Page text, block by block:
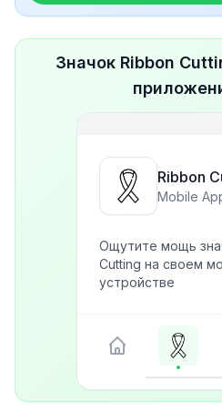
Значок Ribbon
Ribbon
Mobile
Ощутите мощь
Cutting на своем
устройстве